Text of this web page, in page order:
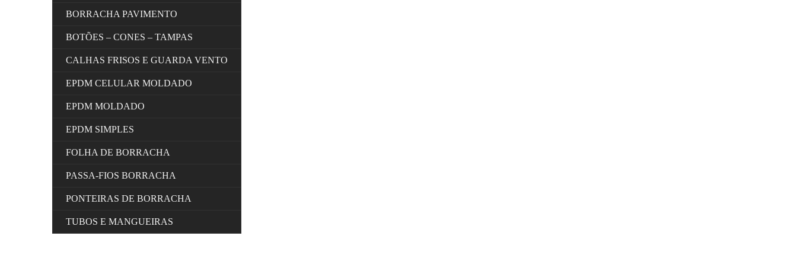
BORRACHA PAVIMENTO
BOTÕES – CONES – TAMPAS
CALHAS FRISOS E GUARDA VENTO
EPDM CELULAR MOLDADO
EPDM MOLDADO
EPDM SIMPLES
FOLHA DE BORRACHA
PASSA-FIOS BORRACHA
PONTEIRAS DE BORRACHA
TUBOS E MANGUEIRAS